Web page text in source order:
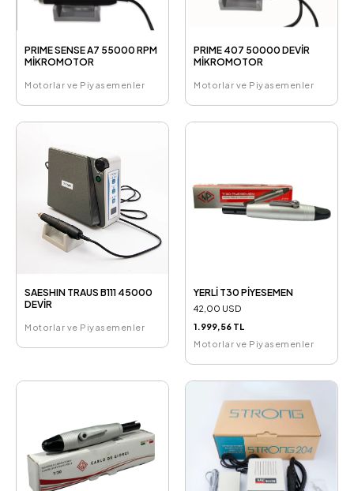
PRIME SENSE A7 55000 RPM
MİKROMOTOR
Motorlar ve Piyasemenler
PRIME 407 50000 DEVİR
MİKROMOTOR
Motorlar ve Piyasemenler
SAESHIN TRAUS B111 45000
DEVİR
Motorlar ve Piyasemenler
YERLİ T30 PİYESEMEN
42,00 USD
1.999,56 TL
Motorlar ve Piyasemenler